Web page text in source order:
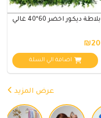
بلاطة ديكور اخضر 60*40 غالي
₪20
اضافة الي السلة
عرض المزيد